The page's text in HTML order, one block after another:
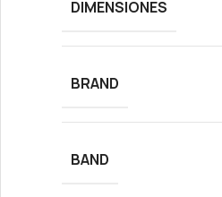
DIMENSIONES
BRAND
BAND